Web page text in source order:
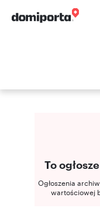
To
Ogłoszenia
wartościowej